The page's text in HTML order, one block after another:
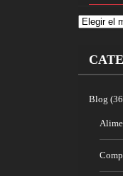
Blog